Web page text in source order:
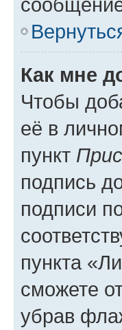
Как мне
Чтобы
её в
пункт
подпись
подписи
пункта
сможете
убрав